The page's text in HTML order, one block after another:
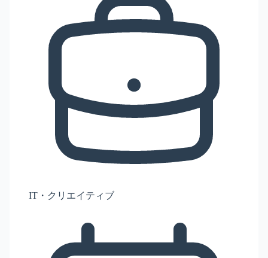
IT・クリエイティブ